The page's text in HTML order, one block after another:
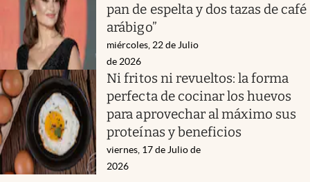
pan de espelta y dos tazas de café
arábigo”
miércoles, 22 de Julio
de 2026
Ni fritos ni revueltos: la forma
perfecta de cocinar los huevos
para aprovechar al máximo sus
proteínas y beneficios
viernes, 17 de Julio de
2026